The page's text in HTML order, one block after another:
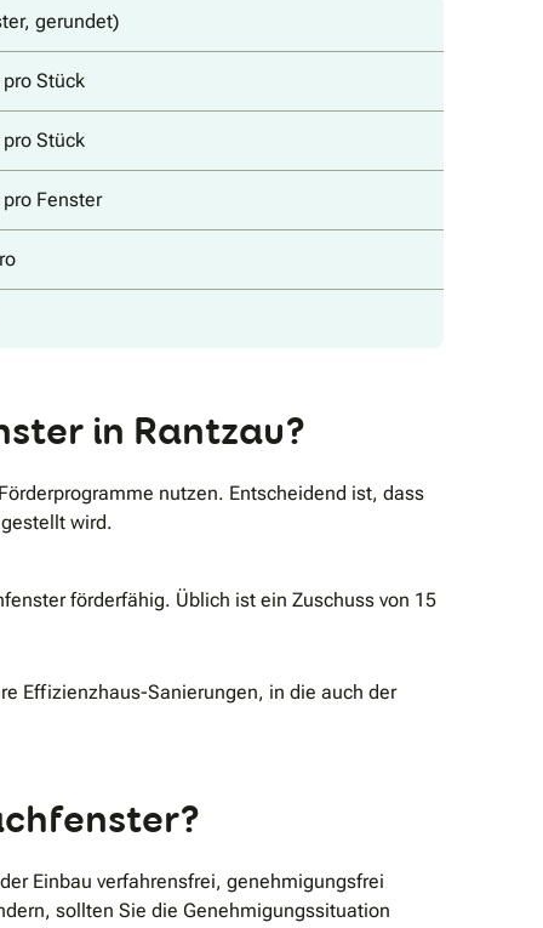
gerundet)
Stück
Stück
Fenster
in Rantzau?
nutzen. Entscheidend ist, dass
wird.
förderfähig. Üblich ist ein Zuschuss von 15
Effizienzhaus-Sanierungen, in die auch der
Einbau verfahrensfrei, genehmigungsfrei
sollten Sie die Genehmigungssituation